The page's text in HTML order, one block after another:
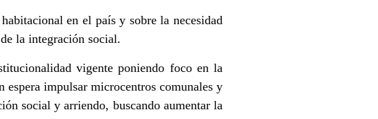
en el país y sobre la necesidad
la integración social.
vigente poniendo foco en la
espera impulsar microcentros comunales y
social y arriendo, buscando aumentar la